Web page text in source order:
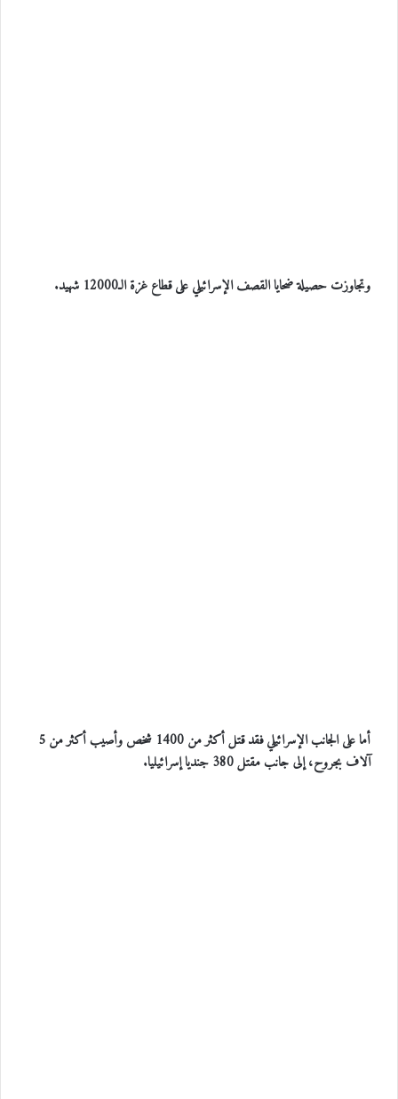
وتجاوزت حصيلة ضحايا القصف الإسرائيلي على قطاع غزة الـ12000 شهيد.
أما على الجانب الإسرائيلي فقد قتل أكثر من 1400 شخص وأصيب أكثر من 5
آلاف بجروح، إلى جانب مقتل 380 جنديا إسرائيليا.